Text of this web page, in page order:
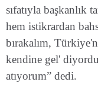
sıfatıyla başkanlık
hem istikrardan
bırakalım,
kendine gel'
atıyorum” dedi.